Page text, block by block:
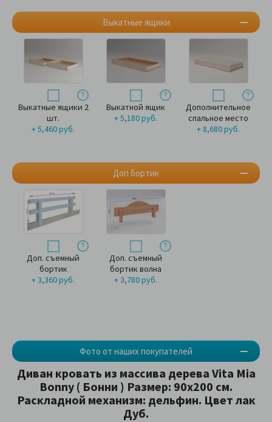
Выкатные ящики
Доп бортик
Выкатные ящики 2
шт.
+ 5,460 руб.
Выкатной ящик
+ 5,180 руб.
Дополнительное
спальное место
+ 8,680 руб.
Доп. съемный
бортик
+ 3,360 руб.
Доп. съемный
бортик волна
+ 3,780 руб.
Фото от наших покупателей
Диван кровать из массива дерева Vita Mia
Bonny ( Бонни ) Размер: 90x200 см.
Раскладной механизм: дельфин. Цвет лак
Дуб.